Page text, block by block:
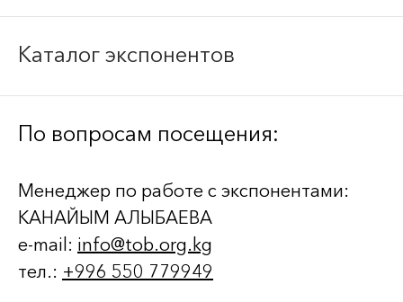
Каталог экспонентов
По вопросам посещения:
Менеджер по работе с экспонентами:
КАНАЙЫМ АЛЫБАЕВА
e-mail: info@tob.org.kg
тел.: +996 550 779949